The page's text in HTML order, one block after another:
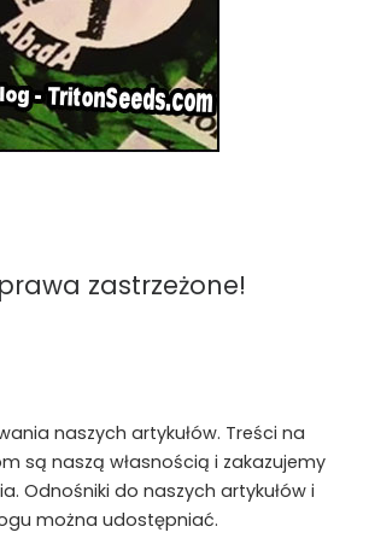
zastrzeżone!
naszych artykułów. Treści na
są naszą własnością i zakazujemy
Odnośniki do naszych artykułów i
można udostępniać.